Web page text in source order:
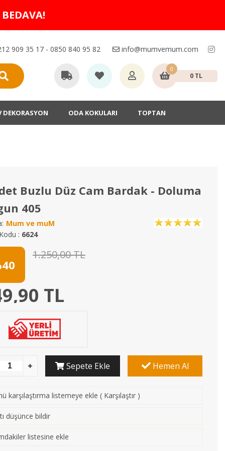
909 35 17 - 0850 840 95 82 info@mumvemum.com
0
0 TL
DEKORASYON ODA KOKULARI TOPTAN
Buzlu Düz Cam Bardak - Doluma
405
Mum ve muM
: 6624
1.250,00 TL
TL
Sepete Ekle Hemen Al
karşılaştırma listemeye ekle ( Karşılaştır )
düşünce bildir
listesine ekle